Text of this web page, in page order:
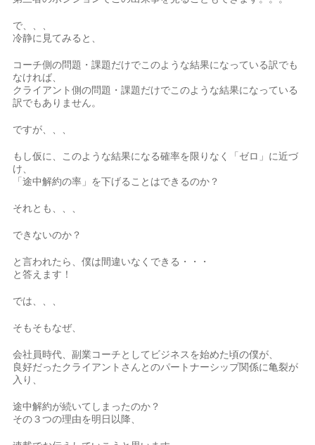
で、、、
冷静に見てみると、
コーチ側の問題・課題だけでこのような結果になっている訳でも
なければ、
クライアント側の問題・課題だけでこのような結果になっている
訳でもありません。
ですが、、、
もし仮に、このような結果になる確率を限りなく「ゼロ」に近づ
け、
「途中解約の率」を下げることはできるのか？
それとも、、、
できないのか？
と言われたら、僕は間違いなくできる・・・
と答えます！
では、、、
そもそもなぜ、
会社員時代、副業コーチとしてビジネスを始めた頃の僕が、
良好だったクライアントさんとのパートナーシップ関係に亀裂が
入り、
途中解約が続いてしまったのか？
その３つの理由を明日以降、